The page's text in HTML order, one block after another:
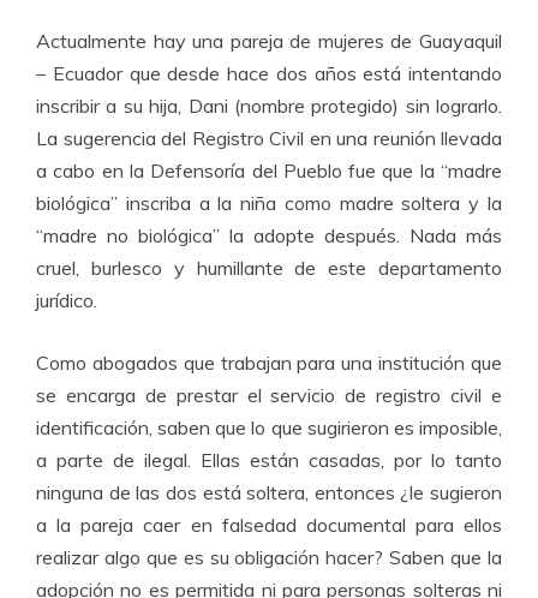
Actualmente hay una pareja de mujeres de Guayaquil
– Ecuador que desde hace dos años está intentando
inscribir a su hija, Dani (nombre protegido) sin lograrlo.
La sugerencia del Registro Civil en una reunión llevada
a cabo en la Defensoría del Pueblo fue que la “madre
biológica” inscriba a la niña como madre soltera y la
“madre no biológica” la adopte después. Nada más
cruel, burlesco y humillante de este departamento
jurídico.
Como abogados que trabajan para una institución que
se encarga de prestar el servicio de registro civil e
identificación, saben que lo que sugirieron es imposible,
a parte de ilegal. Ellas están casadas, por lo tanto
ninguna de las dos está soltera, entonces ¿le sugieron
a la pareja caer en falsedad documental para ellos
realizar algo que es su obligación hacer? Saben que la
adopción no es permitida ni para personas solteras ni